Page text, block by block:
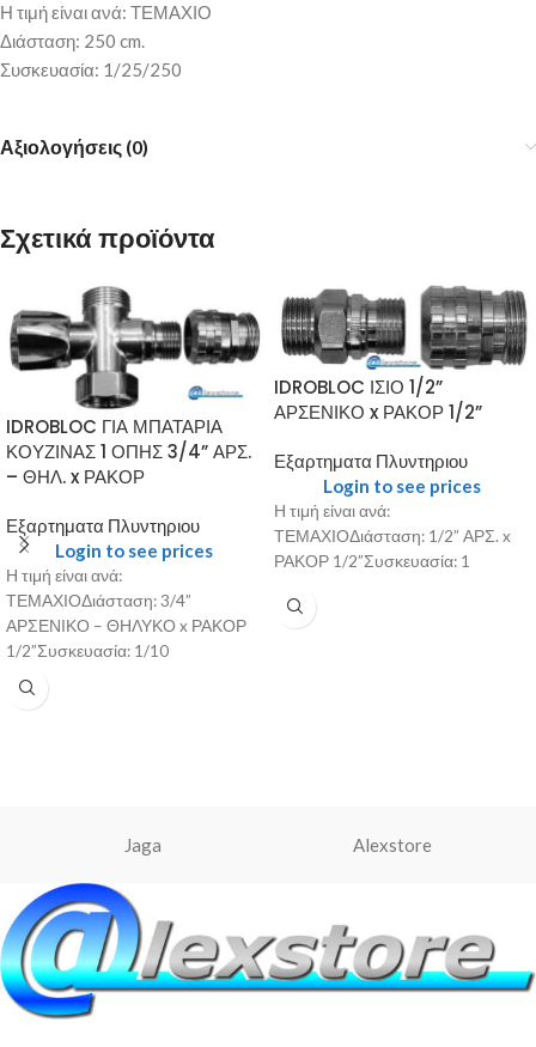
Η τιμή είναι ανά: ΤΕΜΑΧΙΟ
Διάσταση: 250 cm.
Συσκευασία: 1/25/250
Αξιολογήσεις (0)
Σχετικά προϊόντα
IDROBLOC ΓΙΑ ΜΠΑΤΑΡΙΑ
ΚΟΥΖΙΝΑΣ 1 ΟΠΗΣ 3/4” ΑΡΣ.
– ΘΗΛ. x ΡΑΚΟΡ
Εξαρτηματα Πλυντηριου
Login to see prices
Η τιμή είναι ανά:
ΤΕΜΑΧΙΟΔιάσταση: 3/4”
ΑΡΣΕΝΙΚΟ – ΘΗΛΥΚΟ x ΡΑΚΟΡ
1/2”Συσκευασία: 1/10
IDROBLOC ΙΣΙΟ 1/2”
ΑΡΣΕΝΙΚΟ x ΡΑΚΟΡ 1/2”
Εξαρτηματα Πλυντηριου
Login to see prices
Η τιμή είναι ανά:
ΤΕΜΑΧΙΟΔιάσταση: 1/2” ΑΡΣ. x
ΡΑΚΟΡ 1/2”Συσκευασία: 1
Jaga Alexstore